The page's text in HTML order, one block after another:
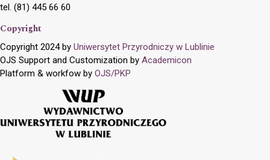
tel. (81) 445 66 60
Copyright
Copyright 2024 by Uniwersytet Przyrodniczy w Lublinie
OJS Support and Customization by Academicon
Platform & workfow by OJS/PKP